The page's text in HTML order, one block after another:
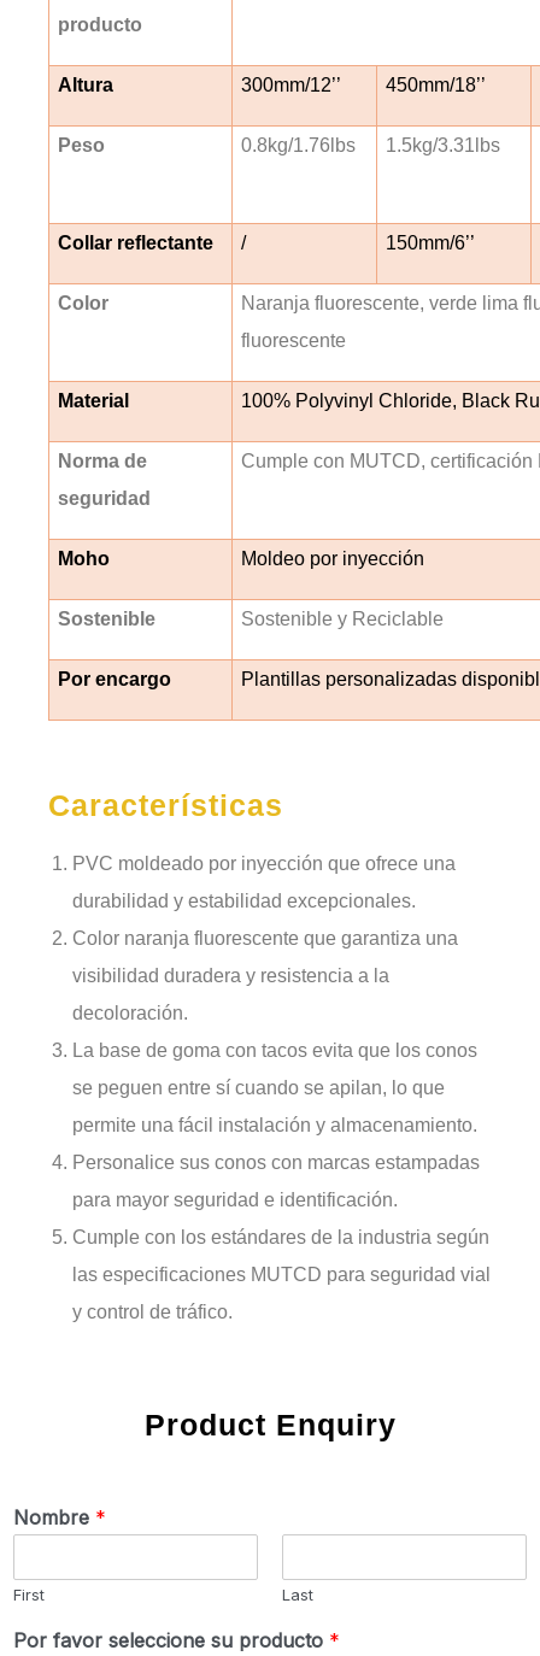
producto
Altura 300mm/12’’ 450mm/18’’
Peso 0.8kg/1.76lbs 1.5kg/3.31lbs
Collar reflectante / 150mm/6’’
Color
Naranja fluorescente, verde lima
fluorescente
Material 100% Polyvinyl Chloride, Black
Norma de
seguridad
Cumple con MUTCD,
Moho Moldeo por inyección
Sostenible Sostenible y Reciclable
Por encargo Plantillas personalizadas
Características
PVC moldeado por inyección que ofrece una
durabilidad y estabilidad excepcionales.
Color naranja fluorescente que garantiza una
visibilidad duradera y resistencia a la
decoloración.
La base de goma con tacos evita que los conos
se peguen entre sí cuando se apilan, lo que
permite una fácil instalación y almacenamiento.
Personalice sus conos con marcas estampadas
para mayor seguridad e identificación.
Cumple con los estándares de la industria según
las especificaciones MUTCD para seguridad vial
y control de tráfico.
Product Enquiry
Nombre *
First Last
Por favor seleccione su producto *